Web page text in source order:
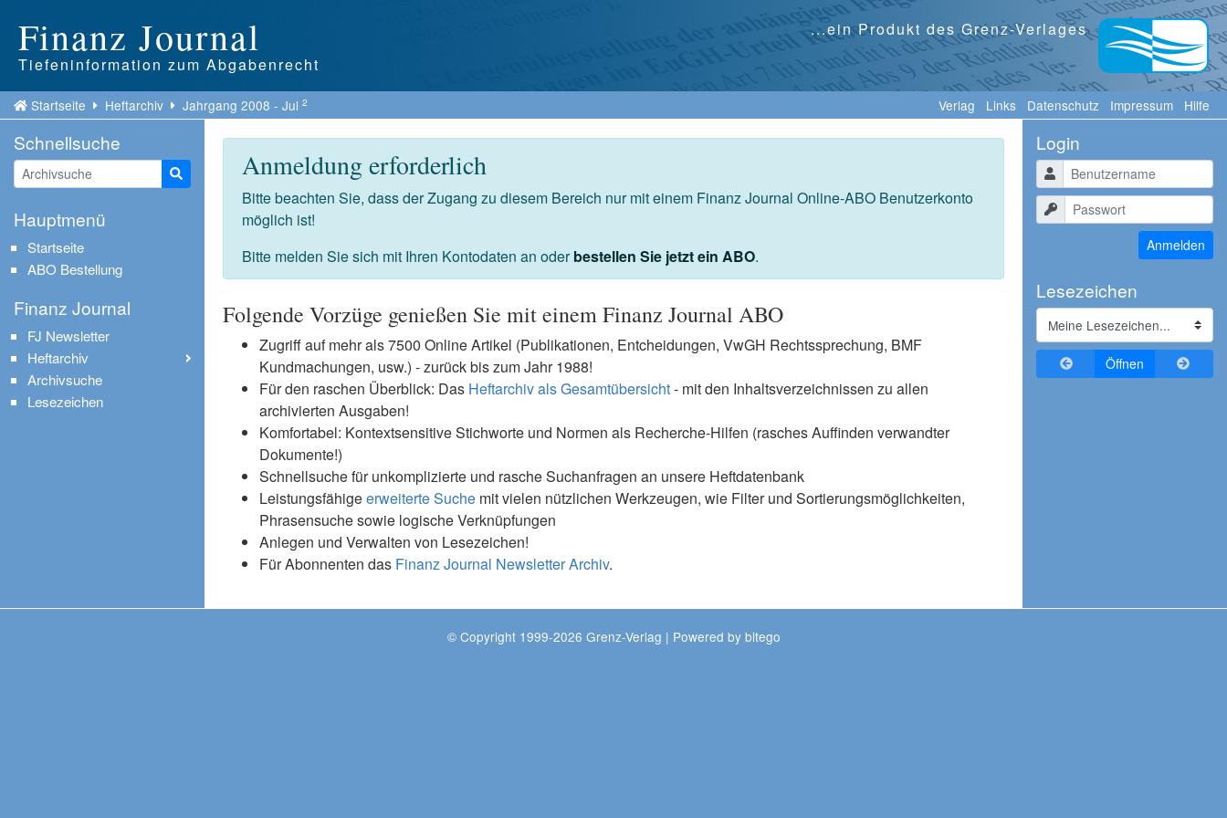
Finanz Journal
Tiefeninformation zum Abgabenrecht
...ein Produkt des Grenz-Verlages
Startseite Heftarchiv Jahrgang 2008 - Jul2 Verlag Links Datenschutz Impressum Hilfe
Anmeldung erforderlich
Bitte beachten Sie, dass der Zugang zu diesem Bereich nur mit einem Finanz Journal Online-ABO Benutzerkonto
möglich ist!
Bitte melden Sie sich mit Ihren Kontodaten an oderbestellen Sie jetzt ein ABO.
Folgende Vorzüge genießen Sie mit einem Finanz Journal ABO
Zugriff auf mehr als 7500 Online Artikel (Publikationen, Entcheidungen, VwGH Rechtssprechung, BMF
Kundmachungen, usw.) - zurück bis zum Jahr 1988!
Für den raschen Überblick: Das Heftarchiv als Gesamtübersicht- mit den Inhaltsverzeichnissen zu allen
archivierten Ausgaben!
Komfortabel: Kontextsensitive Stichworte und Normen als Recherche-Hilfen (rasches Auffinden verwandter
Dokumente!)
Schnellsuche für unkomplizierte und rasche Suchanfragen an unsere Heftdatenbank
Leistungsfähigeerweiterte Suche mit vielen nützlichen Werkzeugen, wie Filter und Sortierungsmöglichkeiten,
Phrasensuche sowie logische Verknüpfungen
Anlegen und Verwalten von Lesezeichen!
Für Abonnenten das Finanz Journal Newsletter Archiv.
Schnellsuche
Suche starten
Hauptmenü
Startseite
ABO Bestellung
Finanz Journal
FJ Newsletter
Heftarchiv
Archivsuche
Lesezeichen
Login
Benutzername
Passwort
Anmelden
Lesezeichen
Zurückblättern
Öffnen
© Copyright 1999-2026 Grenz-Verlag | Powered by bitego